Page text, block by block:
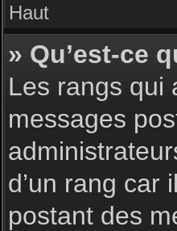
Haut
» Qu’est-ce
Les rangs qui
messages
d’un rang car
postant des